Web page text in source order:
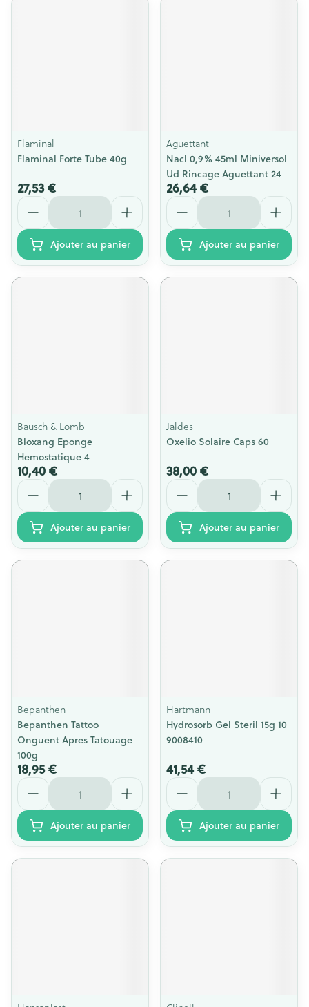
Flaminal
Flaminal Forte Tube 40g
27,53 €
Quantité
Ajouter au panier
Aguettant
Nacl 0,9% 45ml Miniversol
Ud Rincage Aguettant 24
26,64 €
Quantité
Ajouter au panier
Bausch & Lomb
Bloxang Eponge
Hemostatique 4
10,40 €
Quantité
Ajouter au panier
Jaldes
Oxelio Solaire Caps 60
38,00 €
Quantité
Ajouter au panier
Bepanthen
Bepanthen Tattoo
Onguent Apres Tatouage
100g
18,95 €
Quantité
Ajouter au panier
Hartmann
Hydrosorb Gel Steril 15g 10
9008410
41,54 €
Quantité
Ajouter au panier